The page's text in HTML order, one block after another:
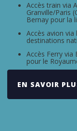
Accès train via
Granville/Paris
Bernay pour la
Accès avion via
destinations
Accès Ferry via
pour le
EN SAVOIR